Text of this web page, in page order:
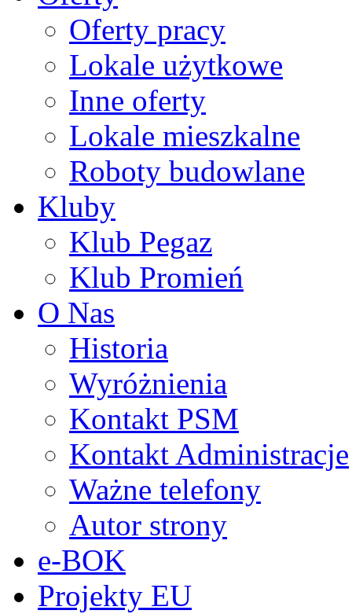
Oferty pracy
Lokale użytkowe
Inne oferty
Lokale mieszkalne
Roboty budowlane
Kluby
Klub Pegaz
Klub Promień
O Nas
Historia
Wyróżnienia
Kontakt PSM
Kontakt Administracje
Ważne telefony
Autor strony
e-BOK
Projekty EU